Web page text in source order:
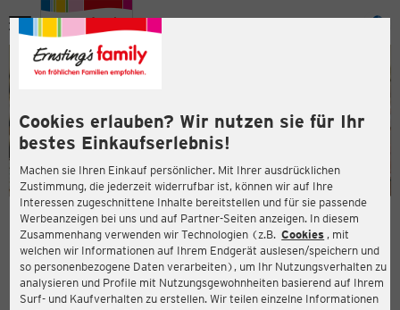
Cookies erlauben? Wir nutzen sie für Ihr
bestes Einkaufserlebnis!
Machen sie Ihren Einkauf persönlicher. Mit Ihrer ausdrücklichen
Zustimmung, die jederzeit widerrufbar ist, können wir auf Ihre
Interessen zugeschnittene Inhalte bereitstellen und für sie passende
Werbeanzeigen bei uns und auf Partner-Seiten anzeigen. In diesem
Zusammenhang verwenden wir Technologien (z.B. Cookies , mit
welchen wir Informationen auf Ihrem Endgerät auslesen/speichern und
so personenbezogene Daten verarbeiten), um Ihr Nutzungsverhalten zu
analysieren und Profile mit Nutzungsgewohnheiten basierend auf Ihrem
Surf- und Kaufverhalten zu erstellen. Wir teilen einzelne Informationen
Menü
ERNSTING'S FAMILY FILIALE
Gereonstraße 147
52391 Vettweiß